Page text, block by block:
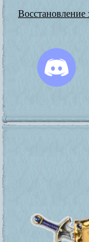
Восстановление